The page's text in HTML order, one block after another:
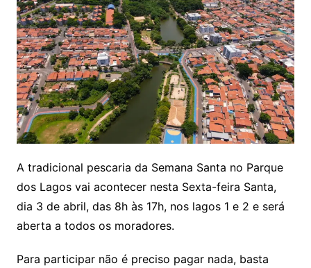
A tradicional pescaria da Semana Santa no Parque
dos Lagos vai acontecer nesta Sexta-feira Santa,
dia 3 de abril, das 8h às 17h, nos lagos 1 e 2 e será
aberta a todos os moradores.
Para participar não é preciso pagar nada, basta